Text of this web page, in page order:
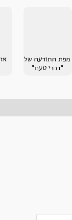
מפת התודעה של
"דברי טעם"